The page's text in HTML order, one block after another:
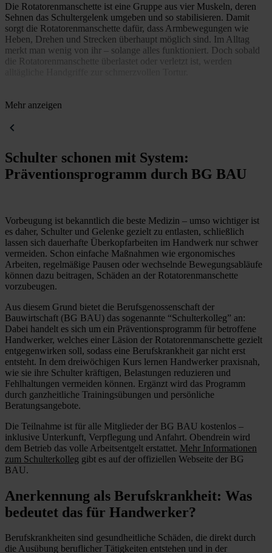
Die Rotatorenmanschette ist eine Gruppe aus vier Muskeln, deren
Sehnen das Schultergelenk umgeben und so stabilisieren. Damit
sorgt die Rotatorenmanschette dafür, dass Armbewegungen wie
Heben, Drehen und Strecken überhaupt möglich sind. Im Alltag
merkt man wenig von ihr – solange alles funktioniert. Doch sobald
die Rotatorenmanschette überlastet oder verletzt ist, werden
beanspruchten Körperregionen. Jörg Wachsmann von der BG Bau
Schulter über Jahre hinweg können zu strukturellen Schäden an
oder nur noch eingeschränkt bewegen.“
Gerade wer regelmäßig über Kopf arbeitet oder schwere Materialien
Entzündungen, im schlimmsten Fall sogar zu kompletten
Sehnenrissen führen.
Besonders tückisch: Eine geschädigte Rotatorenmanschette heilt
meist nicht von selbst aus und kann sich ohne frühzeitige Diagnose
und Behandlung zu einer chronischen Funktionsstörung
verschlimmern. Handwerker riskieren dann nicht nur körperliche
wichtiger ist daher die Anerkennung als offizielle Berufskrankheit,
denn damit steht betroffenen Handwerkern nun bessere
medizinische und finanzielle Unterstützung zur Verfügung.
Mehr anzeigen
Schulter schonen mit System:
Präventionsprogramm durch BG BAU
Vorbeugung ist bekanntlich die beste Medizin – umso wichtiger ist
es daher, Schulter und Gelenke gezielt zu entlasten, schließlich
lassen sich dauerhafte Überkopfarbeiten im Handwerk nur schwer
vermeiden. Schon einfache Maßnahmen wie ergonomisches
Arbeiten, regelmäßige Pausen oder wechselnde Bewegungsabläufe
können dazu beitragen, Schäden an der Rotatorenmanschette
vorzubeugen.
Aus diesem Grund bietet die Berufsgenossenschaft der
Bauwirtschaft (BG BAU) das sogenannte “Schulterkolleg” an:
Dabei handelt es sich um ein Präventionsprogramm für betroffene
Handwerker, welches einer Läsion der Rotatorenmanschette gezielt
entgegenwirken soll, sodass eine Berufskrankheit gar nicht erst
entsteht. In dem dreiwöchigen Kurs lernen Handwerker praxisnah,
wie sie ihre Schulter kräftigen, Belastungen reduzieren und
Fehlhaltungen vermeiden können. Ergänzt wird das Programm
durch ganzheitliche Trainingsübungen und persönliche
Beratungsangebote.
Die Teilnahme ist für alle Mitglieder der BG BAU kostenlos –
inklusive Unterkunft, Verpflegung und Anfahrt. Obendrein wird
dem Betrieb das volle Arbeitsentgelt erstattet. Mehr Informationen
zum Schulterkolleg gibt es auf der offiziellen Webseite der BG
BAU.
Anerkennung als Berufskrankheit: Was
bedeutet das für Handwerker?
Berufskrankheiten sind gesundheitliche Schäden, die direkt durch
die Ausübung beruflicher Tätigkeiten entstehen und in der